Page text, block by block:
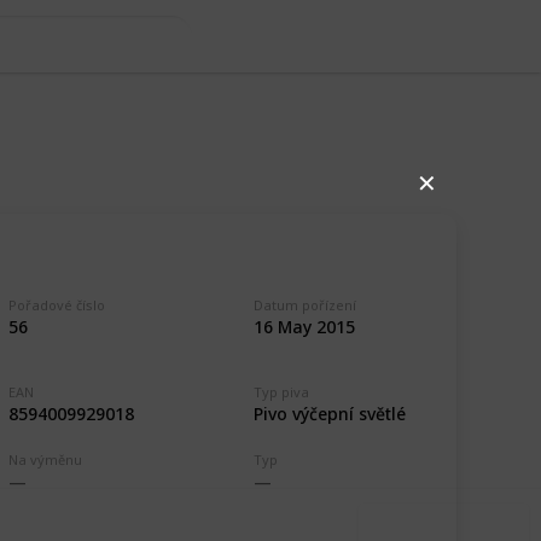
✕
Pořadové číslo
56
Datum pořízení
16 May 2015
EAN
8594009929018
Typ piva
Pivo výčepní světlé
Na výměnu Typ
Like
Follow Share